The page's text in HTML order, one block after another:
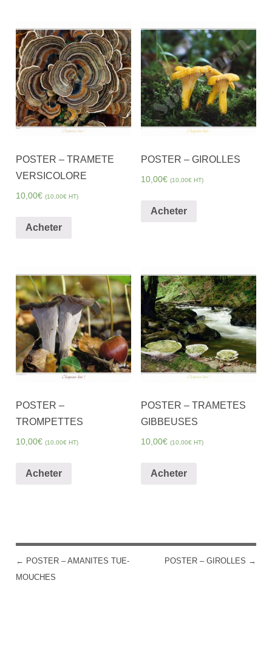
POSTER – TRAMETE
VERSICOLORE
10,00€ (10,00€ HT)
Acheter
POSTER – GIROLLES
10,00€ (10,00€HT)
Acheter
POSTER –
TROMPETTES
10,00€ (10,00€ HT)
Acheter
POSTER – TRAMETES
GIBBEUSES
10,00€ (10,00€HT)
Acheter
POST NAVIGATION
← POSTER – AMANITES TUE-
MOUCHES
POSTER – GIROLLES →